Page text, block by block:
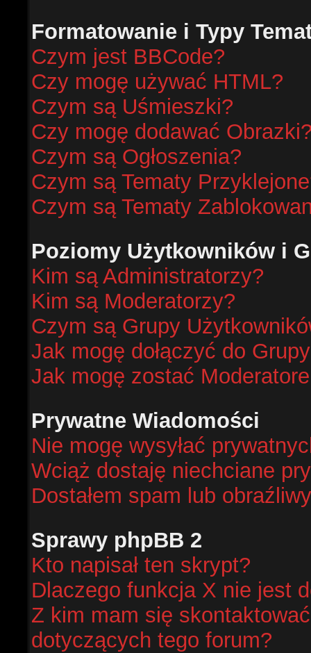
Formatowanie i Typy
Czym jest BBCode?
Czy mogę używać HTML?
Czym są Uśmieszki?
Czy mogę dodawać
Czym są Ogłoszenia?
Czym są Tematy
Czym są Tematy
Poziomy Użytkowników i
Kim są Administratorzy?
Kim są Moderatorzy?
Czym są Grupy
Jak mogę dołączyć do
Jak mogę zostać
Prywatne Wiadomości
Nie mogę wysyłać
Wciąż dostaję niechciane
Dostałem spam lub
Sprawy phpBB 2
Kto napisał ten skrypt?
Dlaczego funkcja X nie jest
Z kim mam się
dotyczących tego forum?